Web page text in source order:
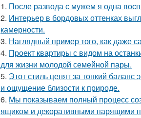
1. После развода с мужем я одна
2. Интерьер в бордовых оттенках
камерности.
3. Наглядный пример того, как даже
4. Проект квартиры с видом на
для жизни молодой семейной пары.
5. Этот стиль ценят за тонкий
и ощущение близости к природе.
6. Мы показываем полный процесс
ящиком и декоративными парящими